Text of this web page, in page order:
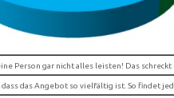
Person gar nicht alles leisten! Das schreckt
das Angebot so vielfältig ist. So findet